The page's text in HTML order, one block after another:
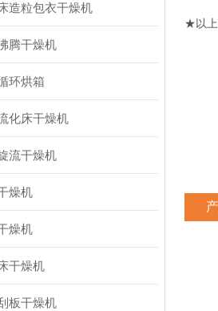
造粒包衣干燥机
腾干燥机
环烘箱
化床干燥机
流干燥机
燥机
燥机
干燥机
板干燥机
★以上